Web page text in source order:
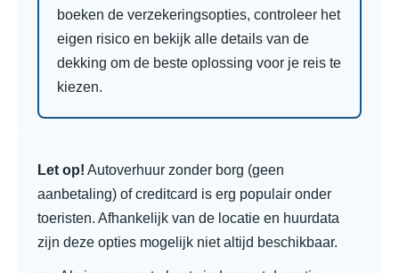
boeken de verzekeringsopties, controleer het
eigen risico en bekijk alle details van de
dekking om de beste oplossing voor je reis te
kiezen.
Let op! Autoverhuur zonder borg (geen
aanbetaling) of creditcard is erg populair onder
toeristen. Afhankelijk van de locatie en huurdata
zijn deze opties mogelijk niet altijd beschikbaar.